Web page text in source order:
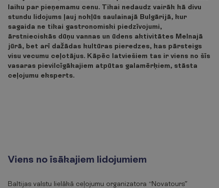
laiku par pieņemamu cenu. Tikai nedaudz vairāk kā divu
stundu lidojums ļauj nokļūs saulainajā Bulgārijā, kur
sagaida ne tikai gastronomiski piedzīvojumi,
ārstnieciskās dūņu vannas un ūdens aktivitātes Melnajā
jūrā, bet arī dažādas kultūras pieredzes, kas pārsteigs
visu vecumu ceļotājus. Kāpēc latviešiem tas ir viens no šīs
vasaras pievilcīgākajiem atpūtas galamērķiem, stāsta
ceļojumu eksperts.
Viens no īsākajiem lidojumiem
Baltijas valstu lielākā ceļojumu organizatora “Novatours”